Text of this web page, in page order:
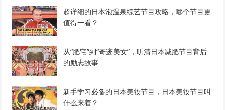
超详细的日本泡温泉综艺节目攻略，哪个节目更
值得一看？
从“肥宅”到“奇迹美女”，听清日本减肥节目背后
的励志故事
新手学习必备的日本美妆节目，日本美妆节目叫
什么来着？